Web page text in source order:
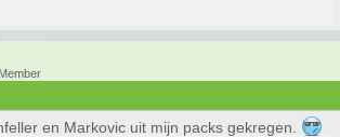
en Markovic uit mijn packs gekregen.